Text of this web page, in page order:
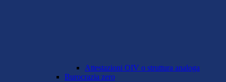
Attestazioni OIV o struttura analoga
Burocrazia zero